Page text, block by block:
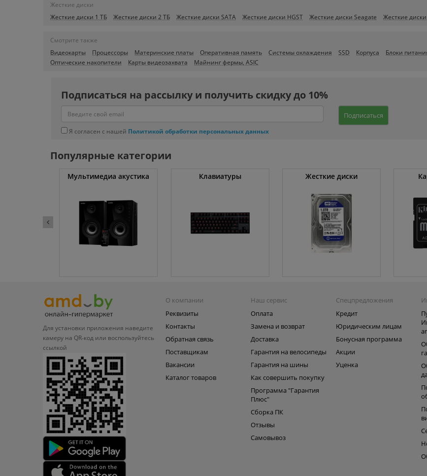
Жесткие диски
Жесткие диски 1 ТБ
Жесткие диски 2 ТБ Жесткие диски SATA Жесткие диски HGST Жесткие диски Seagate Жесткие диски
Смотрите также
Видеокарты
Процессоры Материнские платы Оперативная память Системы охлаждения SSD Корпуса Блоки
Оптические накопители
Карты видеозахвата Майнинг фермы, ASIC
Подписаться на рассылку и получить скидку до 10%
Подписаться
Я согласен с нашей Политикой обработки персональных данных
Популярные категории
Мультимедиа акустика Клавиатуры Жесткие диски
Для установки приложения наведите
камеру на QR‑код или воспользуйтесь
ссылкой
О компании
Реквизиты
Контакты
Обратная связь
Поставщикам
Вакансии
Каталог товаров
Наш сервис
Оплата
Замена и возврат
Доставка
Гарантия на велосипеды
Гарантия на шины
Как совершить покупку
Программа "Гарантия
Плюс"
Сборка ПК
Отзывы
Самовывоз
Спецпредложения
Кредит
Юридическим лицам
Бонусная программа
Акции
Уценка